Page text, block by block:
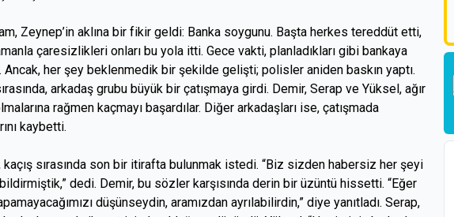
Zeynep’in aklına bir fikir geldi: Banka soygunu. Başta herkes tereddüt etti,
çaresizlikleri onları bu yola itti. Gece vakti, planladıkları gibi bankaya
Ancak, her şey beklenmedik bir şekilde gelişti; polisler aniden baskın yaptı.
arkadaş grubu büyük bir çatışmaya girdi. Demir, Serap ve Yüksel, ağır
rağmen kaçmayı başardılar. Diğer arkadaşları ise, çatışmada
kaybetti.
kaçış sırasında son bir itirafta bulunmak istedi. “Biz sizden habersiz her şeyi
dedi. Demir, bu sözler karşısında derin bir üzüntü hissetti. “Eğer
düşünseydin, aramızdan ayrılabilirdin,” diye yanıtladı. Serap,